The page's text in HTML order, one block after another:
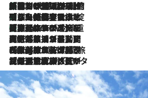
2026.8.6
「荷物が増えるほど旅ストレスは増す」美容ジャーナリストがたどり着いた最終結論。“化粧品を劇的に減らす”感動の凝縮美容とは
2026.8.6
「旅先には金髪ウィッグを持参」日本と同じメイクでは損してる!? 美容ジャーナリストが提案する“掟破りの旅美容”とは
2026.8.6
【厳選旅コスメ】「身軽さ＆UV対策重視！」ヘアアーティストshucoが選んだ夏旅ベストコスメを発表【Mサイズジップ】
2026.8.5
【厳選旅コスメ】国内をあちこち移動する河井菜摘が選んだ夏旅ベストコスメ発表！「リラックスアイテムはマスト」【Mサイズジップ】
2026.8.4
【厳選旅コスメ】「紫外線＆乾燥対策しながらメイク感も！」ヘア＆メイクGeorgeが選んだ夏旅ベストコスメを発表！【Mサイズジップ】
2026.8.3
【厳選旅コスメ】「保湿もタイパ重視！」“サウナ好き”タレント清水みさとが愛用する夏旅ベストコスメを発表！【Mサイズジップ】